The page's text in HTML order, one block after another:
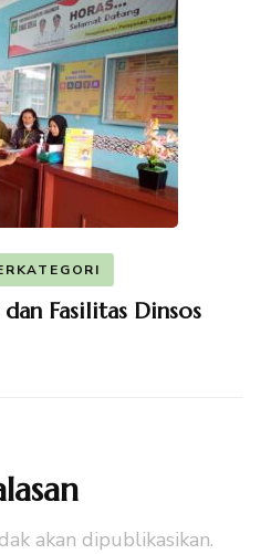
Fasilitas Dinsos
akan dipublikasikan.